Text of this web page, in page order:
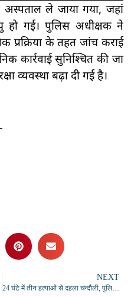
ले जाया गया, जहां
हो गई। पुलिस अधीक्षक ने
प्रक्रिया के तहत जांच कराई
कार्रवाई सुनिश्चित की जा
व्यवस्था बढ़ा दी गई है।
NEXT
24 घंटे में तीन हत्याओं से दहला चन्दौली, पुलिस मुठभेड़ में ढेर हुआ शातिर आरोपी गुरप्रीत सिंह